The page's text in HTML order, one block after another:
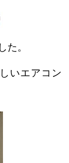
た。
いエアコン